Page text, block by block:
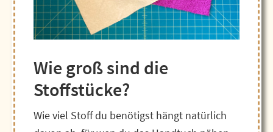
Wie groß sind die
Stoffstücke?
Wie viel Stoff du benötigst hängt natürlich